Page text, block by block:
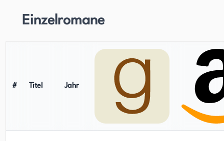
Einzelromane
# Titel Jahr